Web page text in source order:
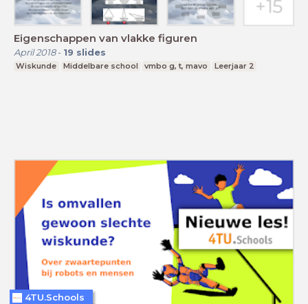
Eigenschappen van vlakke figuren
April 2018- 19 slides
Wiskunde Middelbare school vmbo g, t, mavo Leerjaar 2
4TU.Schools